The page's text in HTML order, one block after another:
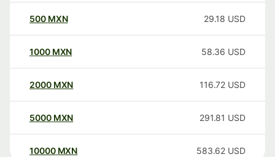
500 MXN 29.18 USD
1000 MXN 58.36 USD
2000 MXN 116.72 USD
5000 MXN 291.81 USD
10000 MXN 583.62 USD